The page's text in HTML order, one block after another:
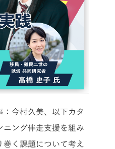
今村久美、以下カタ
ニング伴走支援を組み
く課題について考え